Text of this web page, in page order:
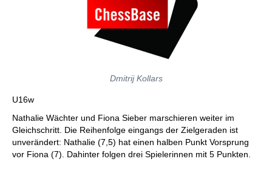
Dmitrij Kollars
U16w
Nathalie Wächter und Fiona Sieber marschieren weiter im
Gleichschritt. Die Reihenfolge eingangs der Zielgeraden ist
unverändert: Nathalie (7,5) hat einen halben Punkt Vorsprung
vor Fiona (7). Dahinter folgen drei Spielerinnen mit 5 Punkten.